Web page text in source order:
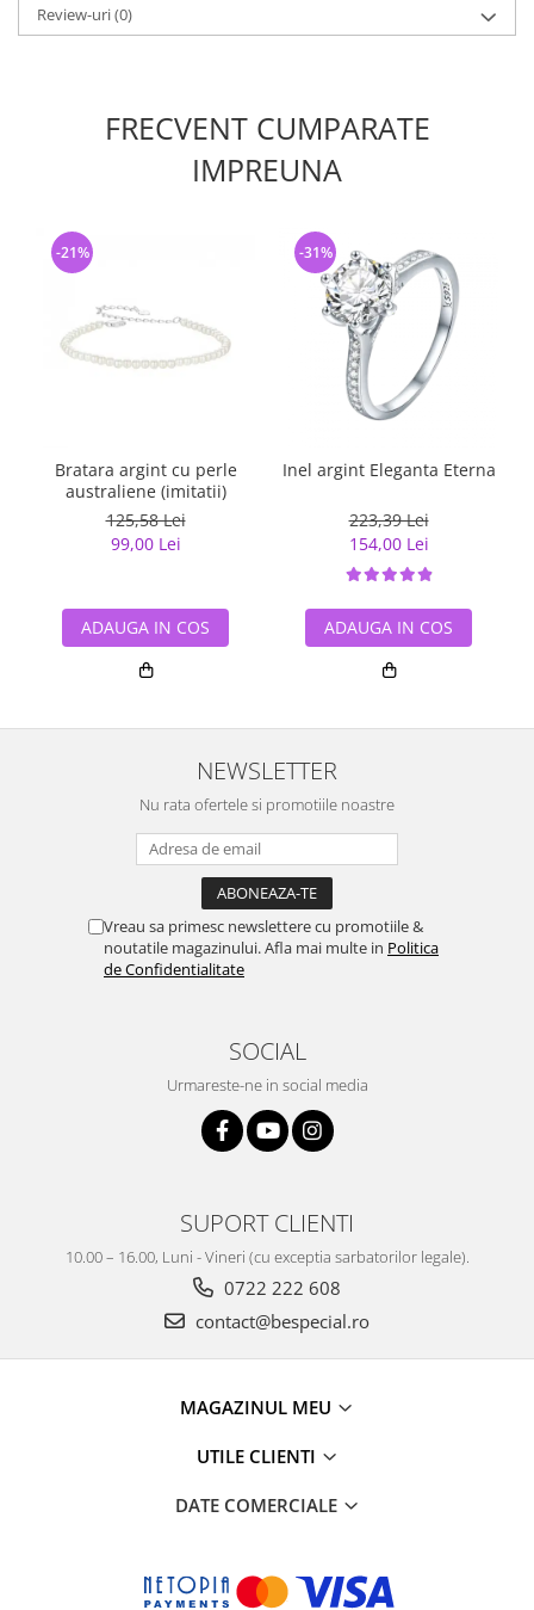
Review-uri(0)
FRECVENT CUMPARATE
IMPREUNA
Bratara argint cu perle
australiene (imitatii)
125,58 Lei
99,00 Lei
-21%
ADAUGA IN COS
Inel argint Eleganta Eterna
223,39 Lei
154,00 Lei
-31%
ADAUGA IN COS
NEWSLETTER
Nu rata ofertele si promotiile noastre
Vreau sa primesc newslettere cu promotiile &
noutatile magazinului. Afla mai multe in Politica
de Confidentialitate
SOCIAL
Urmareste-ne in social media
SUPORT CLIENTI
10.00 – 16.00, Luni - Vineri (cu exceptia sarbatorilor legale).
0722 222 608
contact@bespecial.ro
MAGAZINUL MEU
UTILE CLIENTI
DATE COMERCIALE